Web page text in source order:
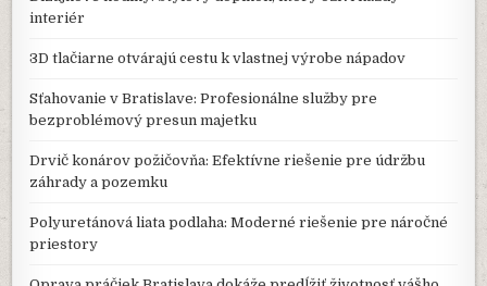
interiér
3D tlačiarne otvárajú cestu k vlastnej výrobe nápadov
Sťahovanie v Bratislave: Profesionálne služby pre
bezproblémový presun majetku
Drvič konárov požičovňa: Efektívne riešenie pre údržbu
záhrady a pozemku
Polyuretánová liata podlaha: Moderné riešenie pre náročné
priestory